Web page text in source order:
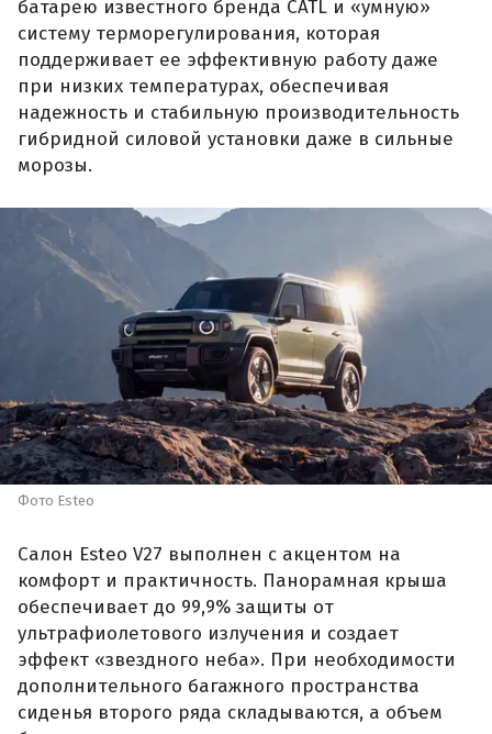
батарею известного бренда CATL и «умную»
систему терморегулирования, которая
поддерживает ее эффективную работу даже
при низких температурах, обеспечивая
надежность и стабильную производительность
гибридной силовой установки даже в сильные
морозы.
Фото Esteo
Салон Esteo V27 выполнен с акцентом на
комфорт и практичность. Панорамная крыша
обеспечивает до 99,9% защиты от
ультрафиолетового излучения и создает
эффект «звездного неба». При необходимости
дополнительного багажного пространства
сиденья второго ряда складываются, а объем